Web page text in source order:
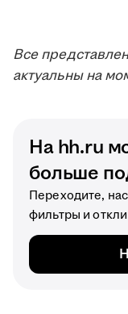
Все
актуальны на
На hh.ru
больше
Переходите,
фильтры и